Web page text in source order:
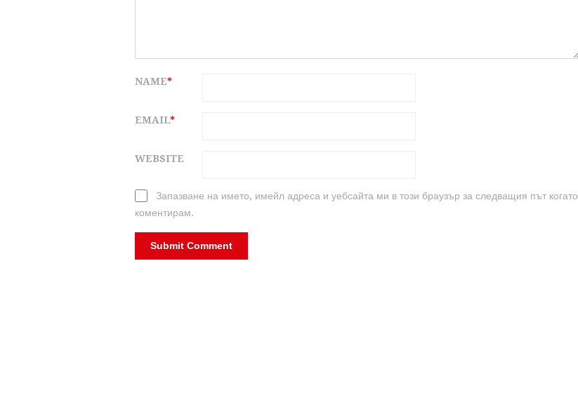
NAME*
EMAIL*
WEBSITE
Запазване на името, имейл адреса и уебсайта ми в този браузър за следващия път когато
коментирам.